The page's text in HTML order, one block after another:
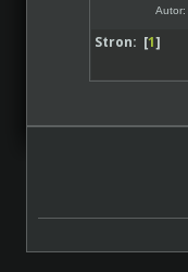
Autor:
Stron: [1]